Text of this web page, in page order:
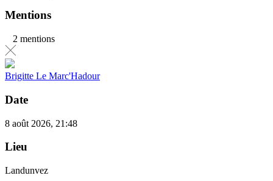
Mentions
2 mentions
Brigitte Le Marc'Hadour
Date
8 août 2026, 21:48
Lieu
Landunvez